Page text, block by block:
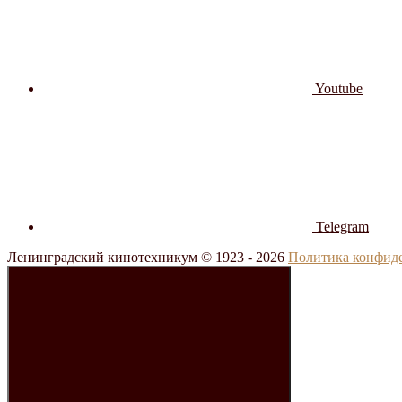
Youtube
Telegram
Ленинградский кинотехникум © 1923 - 2026 Политика